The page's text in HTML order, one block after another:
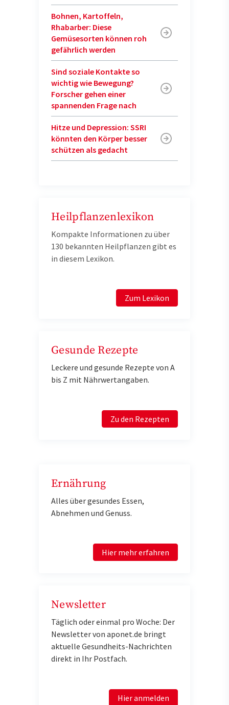
Bohnen, Kartoffeln,
Rhabarber: Diese
Gemüsesorten können roh
gefährlich werden
Sind soziale Kontakte so
wichtig wie Bewegung?
Forscher gehen einer
spannenden Frage nach
Hitze und Depression: SSRI
könnten den Körper besser
schützen als gedacht
Heilpflanzenlexikon
Kompakte Informationen zu über
130 bekannten Heilpflanzen gibt es
in diesem Lexikon.
Zum Lexikon
Gesunde Rezepte
Leckere und gesunde Rezepte von A
bis Z mit Nährwertangaben.
Zu den Rezepten
Ernährung
Alles über gesundes Essen,
Abnehmen und Genuss.
Hier mehr erfahren
Newsletter
Täglich oder einmal pro Woche: Der
Newsletter von aponet.de bringt
aktuelle Gesundheits-Nachrichten
direkt in Ihr Postfach.
Hier anmelden